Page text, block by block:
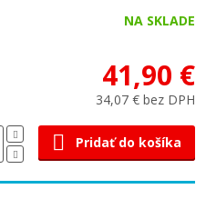
NA SKLADE
41,90 €
34,07 € bez DPH
Pridať do košíka